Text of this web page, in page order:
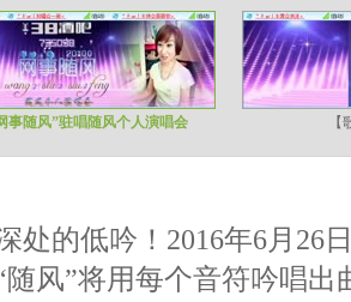
事随风”驻唱随风个人演唱会
处的低吟！2016年6月26
风”将用每个音符吟唱